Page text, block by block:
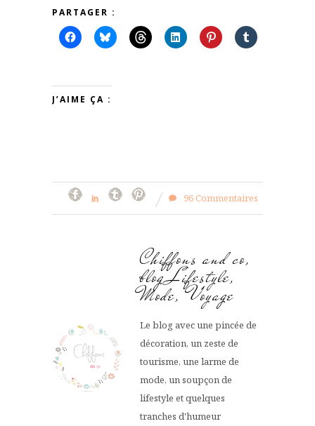
PARTAGER :
J’AIME ÇA :
96 Commentaires
Chiffons and co,
blog Lifestyle,
Mode, Voyage
Le blog avec une pincée de
décoration, un zeste de
tourisme, une larme de
mode, un soupçon de
lifestyle et quelques
tranches d'humeur